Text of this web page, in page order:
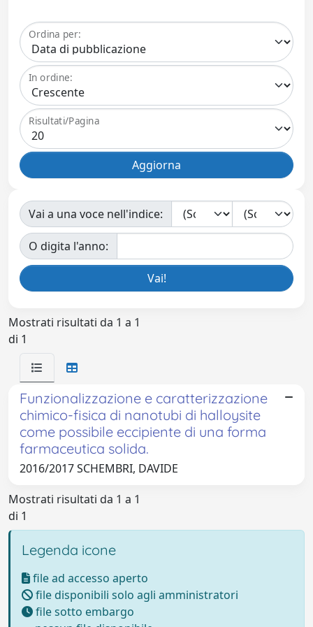
Ordina per:
In ordine:
Risultati/Pagina
Vai a una voce nell'indice:
O digita l'anno:
Mostrati risultati da 1 a 1
di 1
Funzionalizzazione e caratterizzazione
chimico-fisica di nanotubi di halloysite
come possibile eccipiente di una forma
farmaceutica solida.
2016/2017 SCHEMBRI, DAVIDE
Mostrati risultati da 1 a 1
di 1
Legenda icone
file ad accesso aperto
file disponibili solo agli amministratori
file sotto embargo